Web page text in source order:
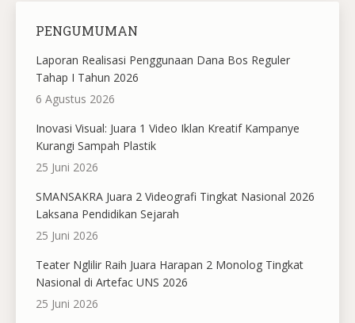
PENGUMUMAN
Laporan Realisasi Penggunaan Dana Bos Reguler
Tahap I Tahun 2026
6 Agustus 2026
Inovasi Visual: Juara 1 Video Iklan Kreatif Kampanye
Kurangi Sampah Plastik
25 Juni 2026
SMANSAKRA Juara 2 Videografi Tingkat Nasional 2026
Laksana Pendidikan Sejarah
25 Juni 2026
Teater Nglilir Raih Juara Harapan 2 Monolog Tingkat
Nasional di Artefac UNS 2026
25 Juni 2026